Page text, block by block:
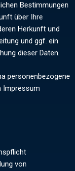
Bestimmungen
über Ihre
Herkunft und
und ggf. ein
dieser Daten.
personenbezogene
Impressum
von